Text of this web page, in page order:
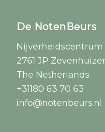
De NotenBeurs
Nijverheidscentrum
2761 JP
The Netherlands
+31180 63 70 63
info@notenbeurs.nl